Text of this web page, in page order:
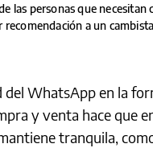
las personas que necesitan
recomendación a un
del WhatsApp en la
y venta hace que
tranquila,